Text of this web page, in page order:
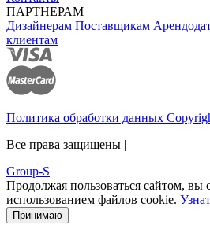
ПАРТНЕРАМ
Дизайнерам Поставщикам
клиентам
Политика обработки данных
Все права защищены |
Group-S
Продолжая пользоваться сайтом, вы
использованием файлов cookie.
Принимаю